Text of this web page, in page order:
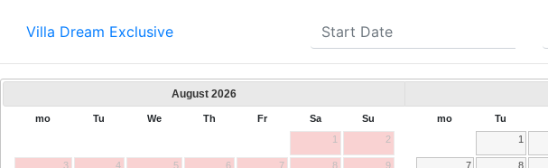
Villa Dream Exclusive
August 2026
mo Tu We Th Fr Sa
Su
1
2
3 4 5 6 7 8 9
mo Tu
1
7 8